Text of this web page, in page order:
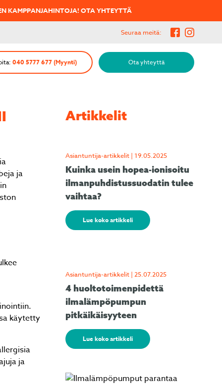
KAMPPANJAHINTOJA! OTA YHTEYTTÄ
Seuraa meitä:
040 5777 677 (Myynti) Ota yhteyttä
ja
käytetty
ja
Artikkelit
Asiantuntija-artikkelit | 19.05.2025
Kuinka usein hopea-ionisoitu
ilmanpuhdistussuodatin tulee
vaihtaa?
Lue koko artikkeli
Asiantuntija-artikkelit | 25.07.2025
4 huoltotoimenpidettä
ilmalämpöpumpun
pitkäikäisyyteen
Lue koko artikkeli